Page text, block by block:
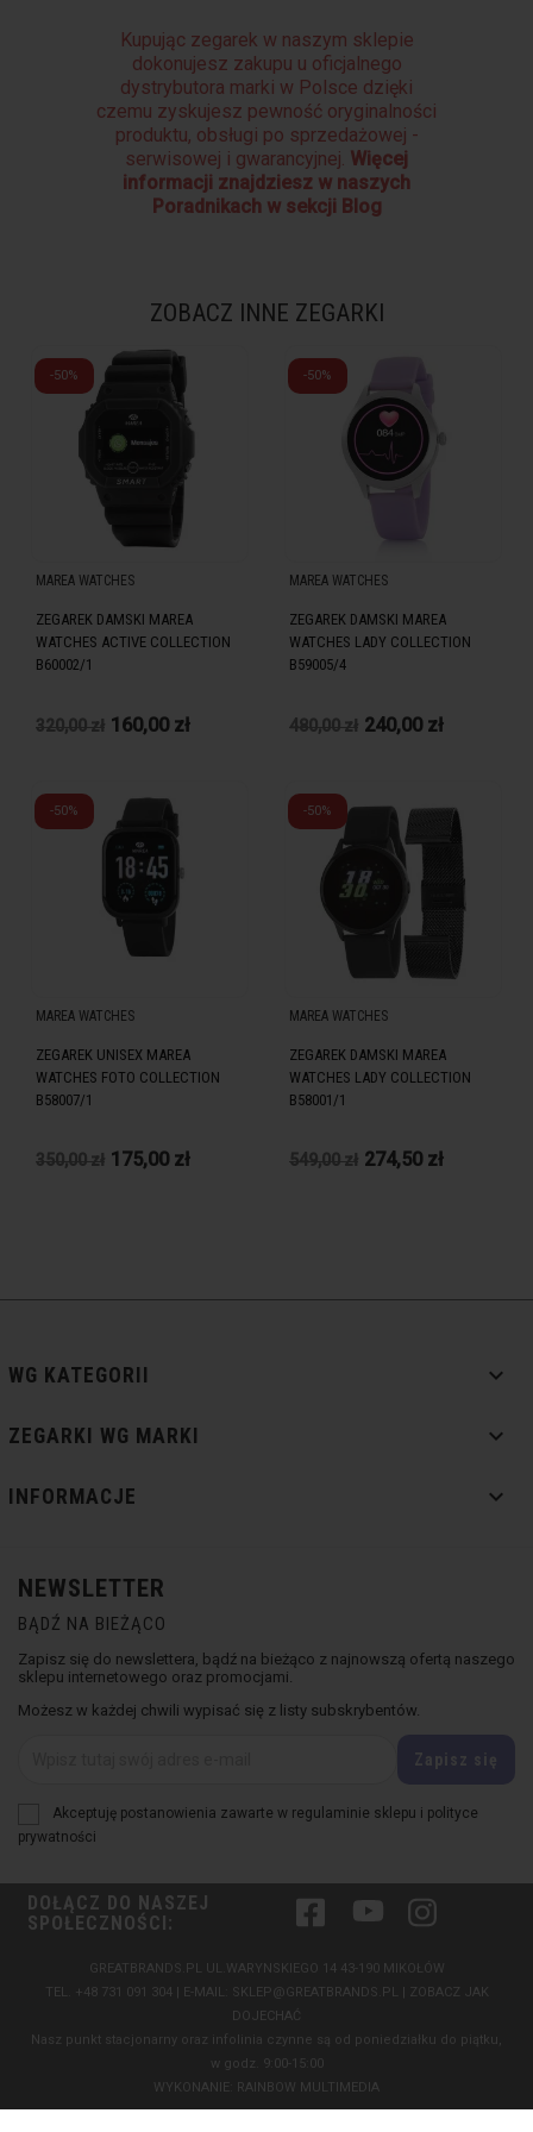
Kupując zegarek w naszym sklepie
dokonujesz zakupu u oficjalnego
dystrybutora marki w Polsce dzięki
czemu zyskujesz pewność oryginalności
produktu, obsługi po sprzedażowej -
serwisowej i gwarancyjnej. Więcej
informacji znajdziesz w naszych
Poradnikach w sekcji Blog
ZOBACZ INNE ZEGARKI
-50%
MAREA WATCHES
ZEGAREK DAMSKI MAREA
WATCHES ACTIVE COLLECTION
B60002/1
320,00 zł 160,00 zł
-50%
MAREA WATCHES
ZEGAREK DAMSKI MAREA
WATCHES LADY COLLECTION
B59005/4
480,00 zł 240,00 zł
-50%
MAREA WATCHES
ZEGAREK UNISEX MAREA
WATCHES FOTO COLLECTION
B58007/1
350,00 zł 175,00 zł
-50%
MAREA WATCHES
ZEGAREK DAMSKI MAREA
WATCHES LADY COLLECTION
B58001/1
549,00 zł 274,50 zł
WG KATEGORII 
ZEGARKI WG MARKI 
INFORMACJE 
NEWSLETTER
BĄDŹ NA BIEŻĄCO
Zapisz się do newslettera, bądź na bieżąco z najnowszą ofertą naszego
sklepu internetowego oraz promocjami.
Możesz w każdej chwili wypisać się z listy subskrybentów.
Akceptuję postanowienia zawarte w regulaminie sklepu i polityce
prywatności
DOŁĄCZ DO NASZEJ
SPOŁECZNOŚCI:
FacebookYouTube
GREATBRANDS.PL UL.WARYNSKIEGO 14 43-190 MIKOŁÓW
TEL.
+48 731 091 304 | E-MAIL: SKLEP@GREATBRANDS.PL | ZOBACZ JAK
DOJECHAĆ
Nasz punkt stacjonarny oraz infolinia czynne są od poniedziałku do piątku,
w godz. 9:00-15:00
WYKONANIE: RAINBOW MULTIMEDIA